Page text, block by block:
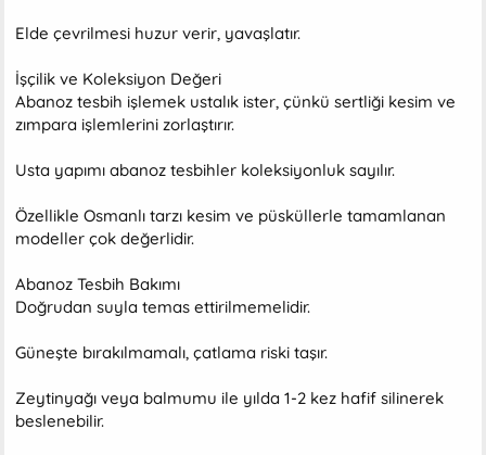
Elde çevrilmesi huzur verir, yavaşlatır.
İşçilik ve Koleksiyon Değeri
Abanoz tesbih işlemek ustalık ister, çünkü sertliği kesim ve
zımpara işlemlerini zorlaştırır.
Usta yapımı abanoz tesbihler koleksiyonluk sayılır.
Özellikle Osmanlı tarzı kesim ve püsküllerle tamamlanan
modeller çok değerlidir.
Abanoz Tesbih Bakımı
Doğrudan suyla temas ettirilmemelidir.
Güneşte bırakılmamalı, çatlama riski taşır.
Zeytinyağı veya balmumu ile yılda 1-2 kez hafif silinerek
beslenebilir.